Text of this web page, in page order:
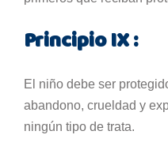
Principio IX :
El niño debe ser
abandono, crueldad y
ningún tipo de trata.